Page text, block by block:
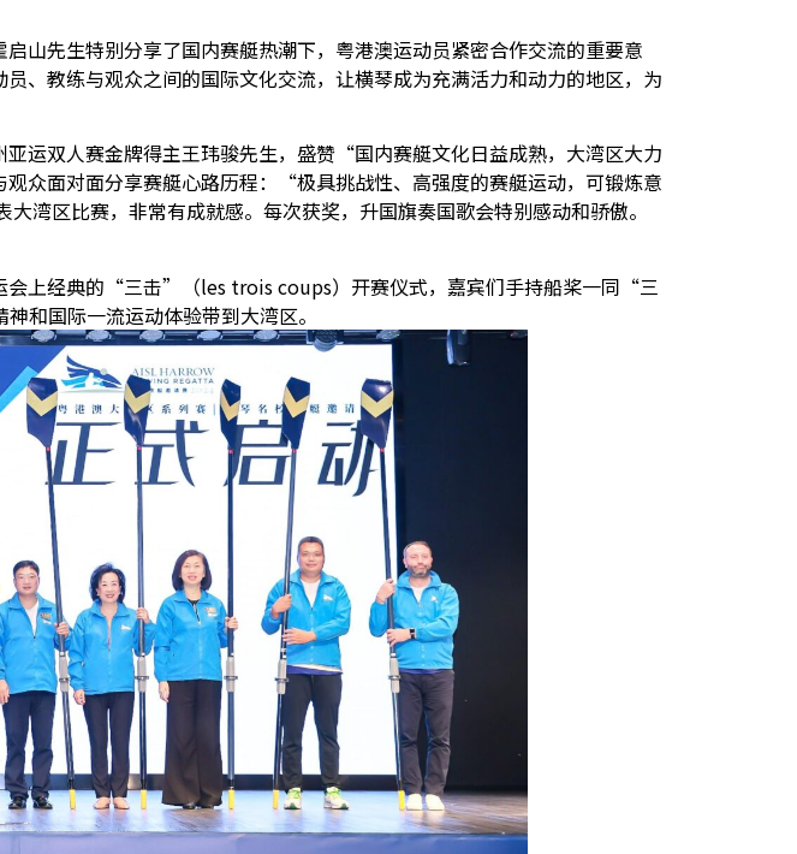
山先生特别分享了国内赛艇热潮下，粤港澳运动员紧密合作交流的重要意
、教练与观众之间的国际文化交流，让横琴成为充满活力和动力的地区，为
运双人赛金牌得主王玮骏先生，盛赞 “国内赛艇文化日益成熟，大湾区大力
观众面对面分享赛艇心路历程： “极具挑战性、高强度的赛艇运动，可锻炼意
大湾区比赛，非常有成就感。每次获奖，升国旗奏国歌会特别感动和骄傲。
会上经典的 “三击” （les trois coups）开赛仪式，嘉宾们手持船桨一同 “三
和国际一流运动体验带到大湾区。